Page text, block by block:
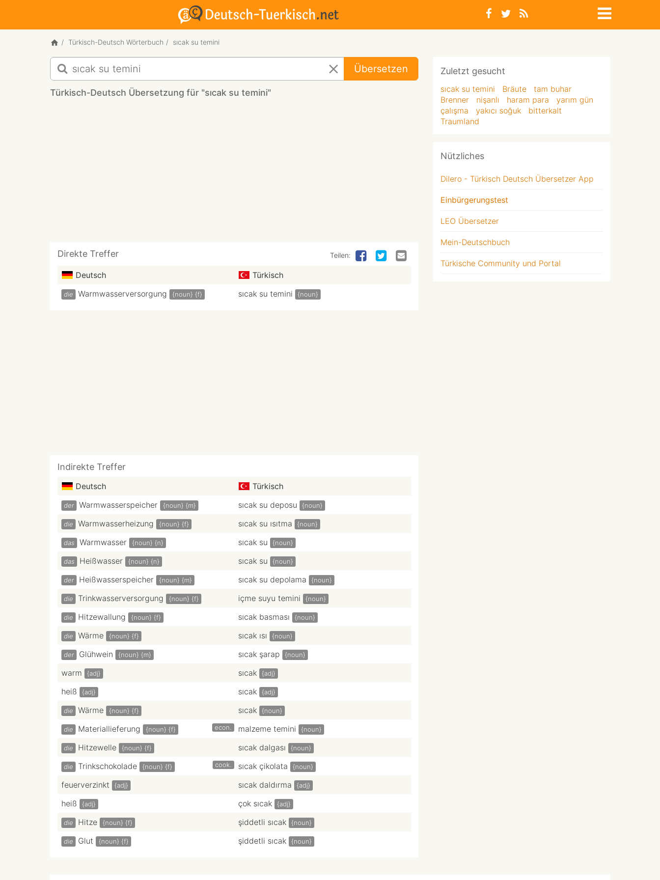
Türkisch-Deutsch Wörterbuch sıcak su temini
Türkisch-
Deutsch
Übersetzung
für
Übersetzen
Türkisch-Deutsch Übersetzung für "sıcak su temini"
Direkte Treffer Teilen:
Deutsch Türkisch
die Warmwasserversorgung {noun} {f} sıcak su temini {noun}
Indirekte Treffer
Deutsch Türkisch
der Warmwasserspeicher {noun} {m} sıcak su deposu {noun}
die Warmwasserheizung {noun} {f} sıcak su ısıtma {noun}
das Warmwasser {noun} {n} sıcak su {noun}
das Heißwasser {noun} {n} sıcak su {noun}
der Heißwasserspeicher {noun} {m} sıcak su depolama {noun}
die Trinkwasserversorgung {noun} {f} içme suyu temini {noun}
die Hitzewallung {noun} {f} sıcak basması {noun}
die Wärme {noun} {f} sıcak ısı {noun}
der Glühwein {noun} {m} sıcak şarap {noun}
warm {adj} sıcak {adj}
heiß {adj} sıcak {adj}
die Wärme {noun} {f} sıcak {noun}
die Materiallieferung {noun} {f} econ. malzeme temini {noun}
die Hitzewelle {noun} {f} sıcak dalgası {noun}
die Trinkschokolade {noun} {f} cook. sıcak çikolata {noun}
feuerverzinkt {adj} sıcak daldırma {adj}
heiß {adj} çok sıcak {adj}
die Hitze {noun} {f} şiddetli sıcak {noun}
die Glut {noun} {f} şiddetli sıcak {noun}
Zuletzt gesucht
sıcak su temini Bräute
tam buhar
Brenner
nişanlı haram para
yarım gün
çalışma
yakıcı soğuk
bitterkalt
Traumland
Nützliches
Dilero - Türkisch Deutsch Übersetzer App
Einbürgerungstest
LEO Übersetzer
Mein-Deutschbuch
Türkische Community und Portal